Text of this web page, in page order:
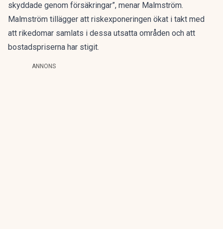
skyddade genom försäkringar”, menar Malmström.
Malmström tillägger att riskexponeringen ökat i takt med
att rikedomar samlats i dessa utsatta områden och att
bostadspriserna har stigit.
ANNONS